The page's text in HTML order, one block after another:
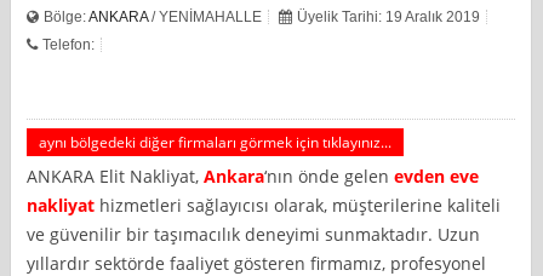
Bölge:ANKARA/ YENİMAHALLE
Üyelik Tarihi: 19 Aralık 2019
Telefon:
aynı bölgedeki diğer firmaları görmek için tıklayınız...
ANKARA Elit Nakliyat,Ankara‘nın önde gelenevden eve
nakliyat hizmetleri sağlayıcısı olarak, müşterilerine kaliteli
ve güvenilir bir taşımacılık deneyimi sunmaktadır. Uzun
yıllardır sektörde faaliyet gösteren firmamız, profesyonel